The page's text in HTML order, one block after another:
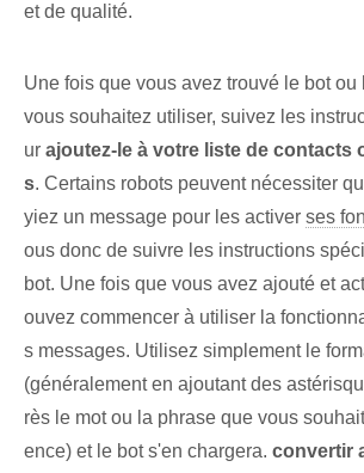
et de qualité.
Une fois que vous avez trouvé le bot
vous souhaitez utiliser, suivez les
ur ajoutez-le à votre liste de contacts
s. Certains robots peuvent nécessiter
yiez un message pour les activer ses
ous donc de suivre les instructions
bot. ⁤Une fois que vous avez ajouté et
ouvez commencer à utiliser la
s messages. Utilisez simplement le
(généralement en ajoutant des
rès le mot ou la phrase que vous
ence) et le bot s'en chargera. convertir